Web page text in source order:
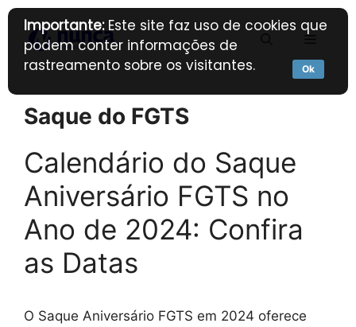
Pular
para
conteúdo
Saque do FGTS
Calendário do Saque
Aniversário FGTS no
Ano de 2024: Confira
as Datas
O Saque Aniversário FGTS em 2024 oferece
Importante:Este site faz uso de cookies que
podem conter informações de
rastreamento sobre os visitantes.
Ok